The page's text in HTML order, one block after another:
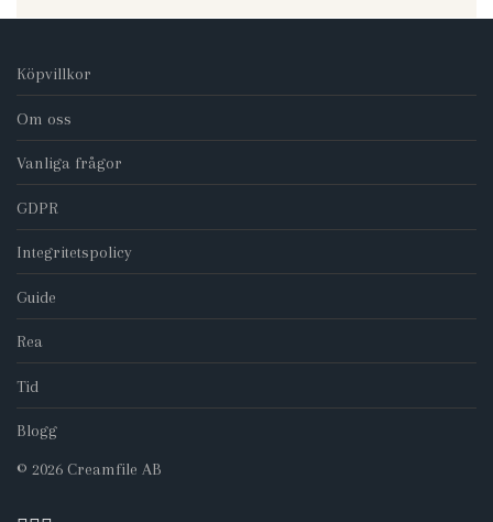
Köpvillkor
Om oss
Vanliga frågor
GDPR
Integritetspolicy
Guide
Rea
Tid
Blogg
© 2026 Creamfile AB